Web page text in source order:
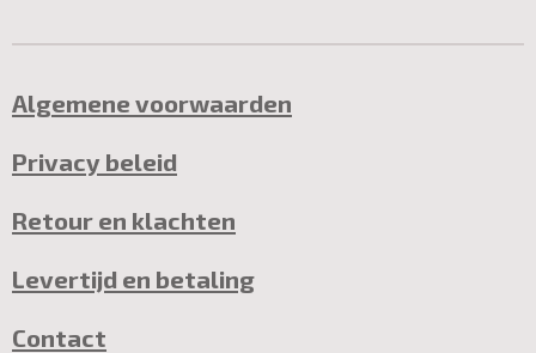
Algemene voorwaarden
Privacy beleid
Retour en klachten
Levertijd en betaling
Contact